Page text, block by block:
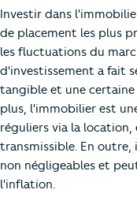
Investir dans
de placement les plus
les fluctuations du
d'investissement a fait
tangible et une
plus, l'immobilier est
réguliers via la
transmissible. En outre,
non négligeables et
l'inflation.